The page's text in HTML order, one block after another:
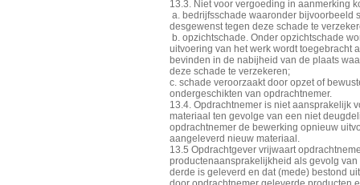
13.3. Niet voor vergoeding in aanmerking
a. bedrijfsschade waaronder bijvoorbeeld
desgewenst tegen deze schade te
b. opzichtschade. Onder opzichtschade
uitvoering van het werk wordt toegebracht
bevinden in de nabijheid van de plaats
deze schade te verzekeren;
c. schade veroorzaakt door opzet of
ondergeschikten van opdrachtnemer.
13.4. Opdrachtnemer is niet aansprakelijk
materiaal ten gevolge van een niet
opdrachtnemer de bewerking opnieuw
aangeleverd nieuw materiaal.
13.5 Opdrachtgever vrijwaart
productenaansprakelijkheid als gevolg
derde is geleverd en dat (mede) bestond uit